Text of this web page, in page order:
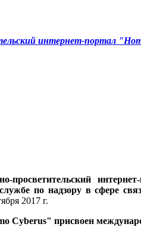
интернет-портал
просветительский
по надзору в сфере
2017 г.
Cyberus" присвоен